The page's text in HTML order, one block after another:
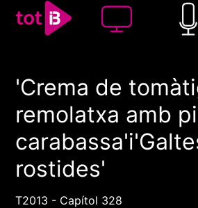
00:00 00:00
1x
'Crema de
remolatxa amb
rostides'
T2013 - Capítol 328